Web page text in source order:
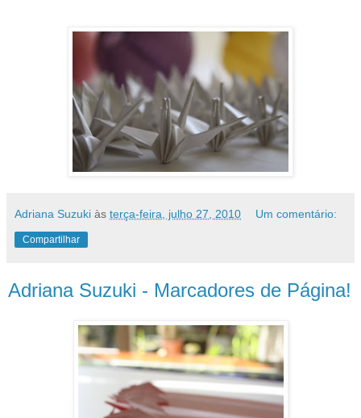
Adriana Suzuki às terça-feira, julho 27, 2010 Um comentário:
Compartilhar
Adriana Suzuki - Marcadores de Página!